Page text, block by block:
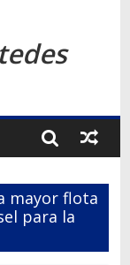
mayor flota
para la